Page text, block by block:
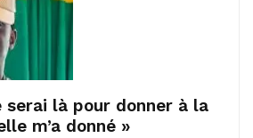
serai là pour donner à la
m’a donné »